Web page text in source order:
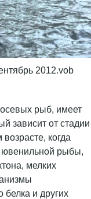
2012.vob
рыб, имеет
зависит от стадии
когда
ювенильной рыбы,
мелких
белка и других